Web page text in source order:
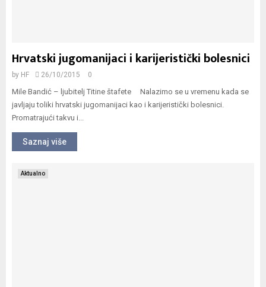
Hrvatski jugomanijaci i karijeristički bolesnici
by HF 26/10/2015 0
Mile Bandić – ljubitelj Titine štafete Nalazimo se u vremenu kada se
javljaju toliki hrvatski jugomanijaci kao i karijeristički bolesnici.
Promatrajući takvu i...
Saznaj više
Aktualno